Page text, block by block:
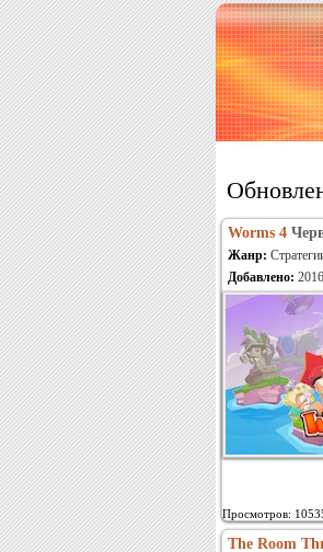
Worms 4
Жанр:
Добавлено:
Просмотров:
The Room